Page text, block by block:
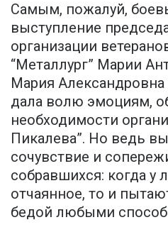
Самым, пожалуй,
выступление
организации
“Металлург” Марии
Мария Александровна
дала волю эмоциям,
необходимости
Пикалева”. Но ведь
сочувствие и
собравшихся: когда
отчаянное, то и
бедой любыми